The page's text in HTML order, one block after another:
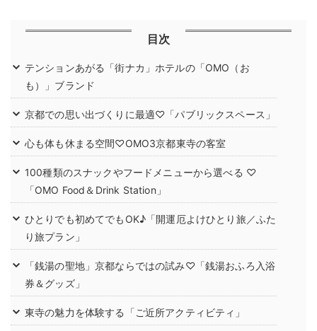
目次
テンションあがる「街ナカ」ホテルの「OMO（お
も）」ブランド
京都での思い出づくりに最適♡「パブリックスペース」
心も体も休まる空間♡OMO3京都東寺の客室
100種類のスナックやフードメニューから選べる ♡
「OMO Food＆Drink Station」
ひとりでも初めてでもOK♪「開運厄よけひとり旅／ふた
り旅プラン」
「銭湯の聖地」京都ならではの試み♡「銭湯おふろ入浴
券＆グッズ」
東寺の魅力を体験する「ご近所アクティビティ」